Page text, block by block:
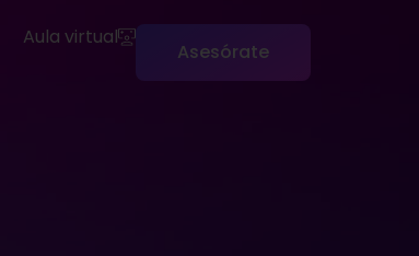
Aula virtual
Asesórate